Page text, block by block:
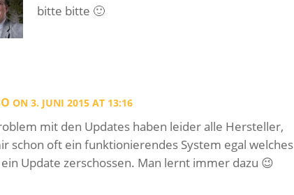
bitte bitte 🙂
ON 3. JUNI 2015 AT 13:16
mit den Updates haben leider alle Hersteller,
schon oft ein funktionierendes System egal welches
Update zerschossen. Man lernt immer dazu 😉